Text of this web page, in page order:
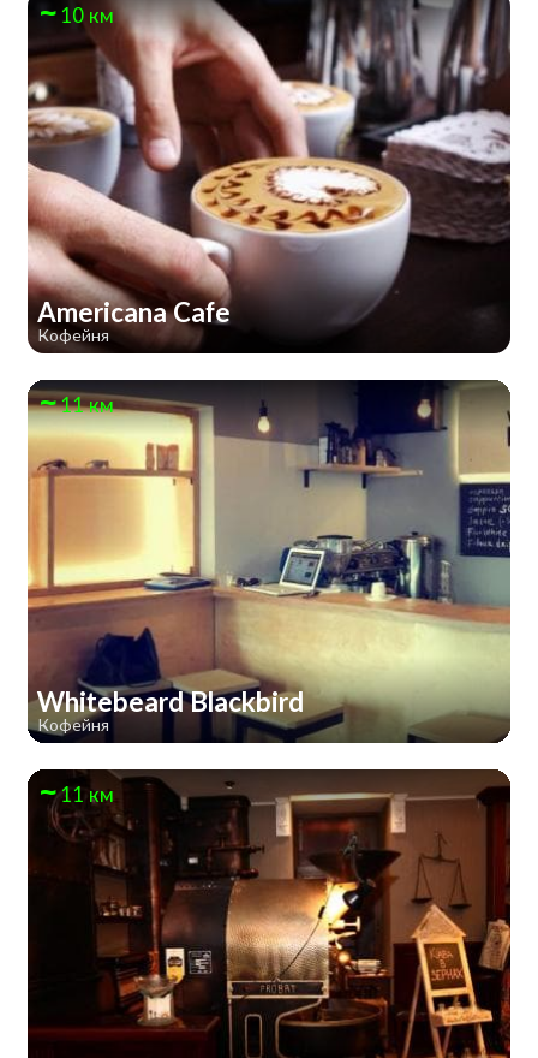
10 км
Americana Cafe
Кофейня
11 км
Whitebeard Blackbird
Кофейня
11 км